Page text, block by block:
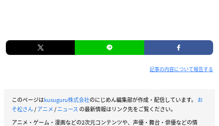
記事の内容について報告する
このページはkusuguru株式会社のにじめん編集部が作成・配信しています。 お
そ松さん/アニメ/ニュース の最新情報はリンク先をご覧ください。
アニメ・ゲーム・漫画などの2次元コンテンツや、声優・舞台・俳優などの情